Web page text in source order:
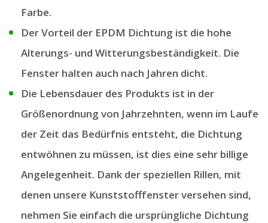
Farbe.
Der Vorteil der EPDM Dichtung ist die hohe
Alterungs- und Witterungsbeständigkeit. Die
Fenster halten auch nach Jahren dicht.
Die Lebensdauer des Produkts ist in der
Größenordnung von Jahrzehnten, wenn im Laufe
der Zeit das Bedürfnis entsteht, die Dichtung
entwöhnen zu müssen, ist dies eine sehr billige
Angelegenheit. Dank der speziellen Rillen, mit
denen unsere Kunststofffenster versehen sind,
nehmen Sie einfach die ursprüngliche Dichtung